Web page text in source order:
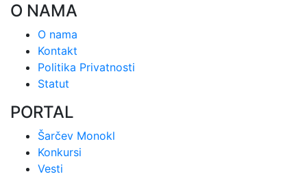
O NAMA
O nama
Kontakt
Politika Privatnosti
Statut
PORTAL
Šarčev Monokl
Konkursi
Vesti